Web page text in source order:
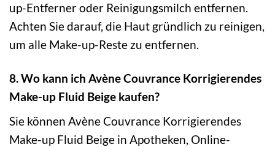
up-Entferner oder Reinigungsmilch entfernen.
Achten Sie darauf, die Haut gründlich zu reinigen,
um alle Make-up-Reste zu entfernen.
8. Wo kann ich Avène Couvrance Korrigierendes
Make-up Fluid Beige kaufen?
Sie können Avène Couvrance Korrigierendes
Make-up Fluid Beige in Apotheken, Online-